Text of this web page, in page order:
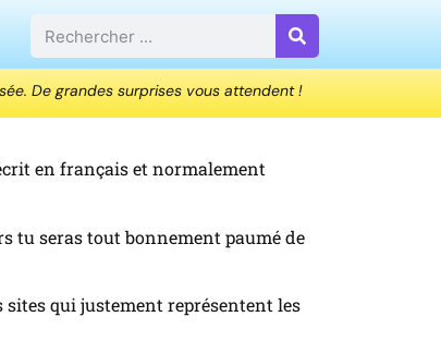
De grandes surprises vous attendent !
en français et normalement
tu seras tout bonnement paumé de
qui justement représentent les